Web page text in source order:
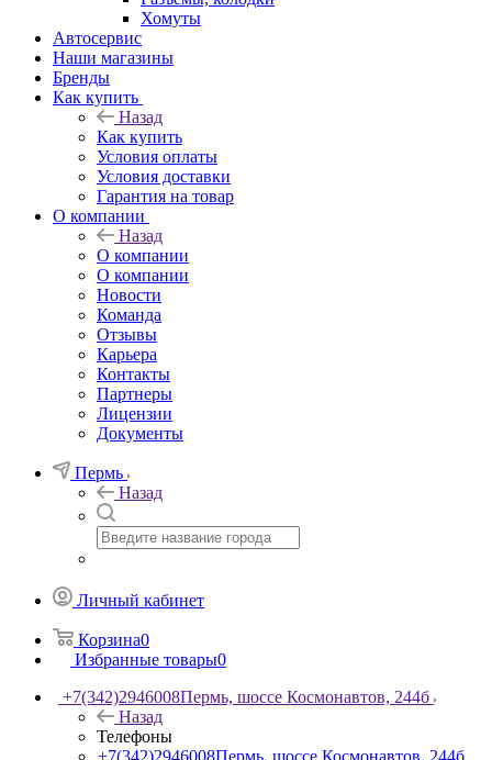
Хомуты
Автосервис
Наши магазины
Бренды
Как купить
Назад
Как купить
Условия оплаты
Условия доставки
Гарантия на товар
О компании
Назад
О компании
О компании
Новости
Команда
Отзывы
Карьера
Контакты
Партнеры
Лицензии
Документы
Пермь
Назад
Личный кабинет
Корзина0
Избранные товары0
+7(342)2946008Пермь, шоссе Космонавтов, 244б
Назад
Телефоны
+7(342)2946008Пермь, шоссе Космонавтов, 244б